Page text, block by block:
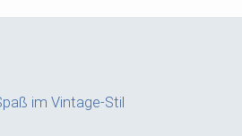
im Vintage-Stil